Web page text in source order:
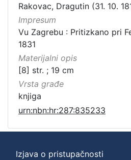
Rakovac, Dragutin (31. 10.
Impresum
Vu Zagrebu : Pritizkano pri
1831
Materijalni opis
[8] str. ; 19 cm
Vrsta građe
knjiga
urn:nbn:hr:287:835233
Izjava o pristupačnosti